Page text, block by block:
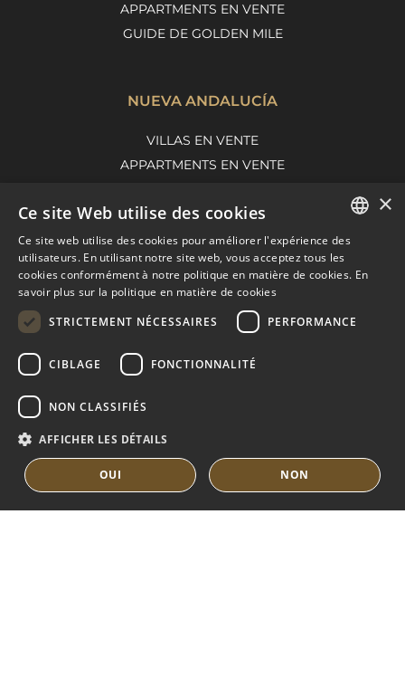
APPARTMENTS EN VENTE
GUIDE DE GOLDEN MILE
NUEVA ANDALUCÍA
VILLAS EN VENTE
APPARTMENTS EN VENTE
MARBELLA EAST
VILLAS EN VENTE
APPARTMENTS EN VENTE
SPANISH
×
Ce site Web utilise des cookies
Ce site web utilise des cookies pour améliorer l'expérience des
utilisateurs. En utilisant notre site web, vous acceptez tous les
cookies conformément à notre politique en matière de cookies. En
savoir plus sur la politique en matière de cookies
STRICTEMENT NÉCESSAIRES
PERFORMANCE
CIBLAGE FONCTIONNALITÉ
NON CLASSIFIÉS
AFFICHER LES DÉTAILS
OUI NON